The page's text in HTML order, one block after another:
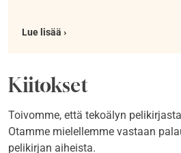
Lue lisää ›
Kiitokset
Toivomme, että tekoälyn
Otamme mielellemme vastaan
pelikirjan aiheista.